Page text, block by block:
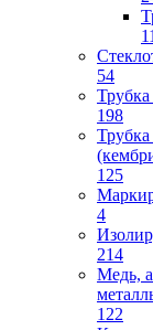
11
54
Трубка
198
125
4
214
Медь,
122